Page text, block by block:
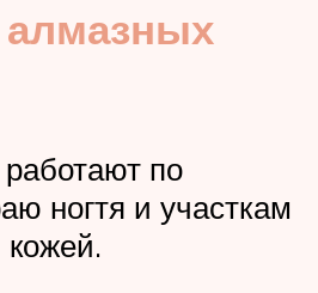
по
ногтя и участкам
кожей.